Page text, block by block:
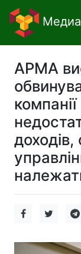
Медиа
АРМА